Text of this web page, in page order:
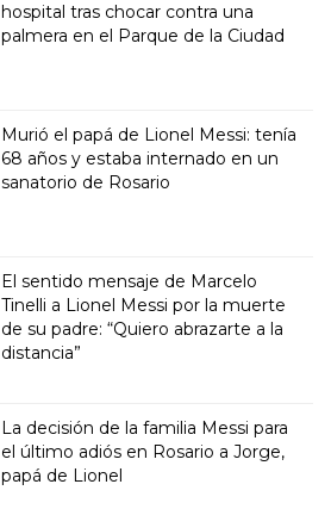
hospital tras chocar contra una
palmera en el Parque de la Ciudad
Murió el papá de Lionel Messi: tenía
68 años y estaba internado en un
sanatorio de Rosario
El sentido mensaje de Marcelo
Tinelli a Lionel Messi por la muerte
de su padre: “Quiero abrazarte a la
distancia”
La decisión de la familia Messi para
el último adiós en Rosario a Jorge,
papá de Lionel